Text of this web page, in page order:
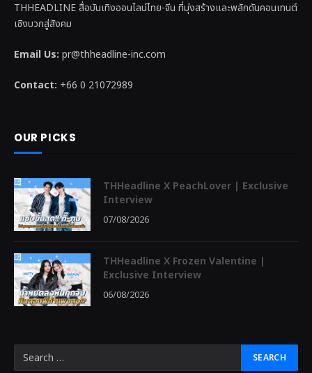
THHEADLINE สื่อบันเทิงออนไลน์ไทย-จีน ที่มุ่งสร้างและพลักดันคอนเทนต์
เชิงบวกสู่สังคม
Email Us: pr@thheadline-inc.com
Contact: +66 0 21072989
OUR PICKS
THHeadline X PeachLover | Exclusive
Interview
07/08/2026
THHeadline X Frozen Valentine |
Exclusive Interview
06/08/2026